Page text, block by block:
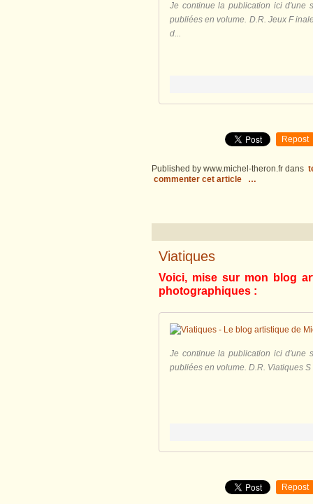
Je continue la publication ici d'une
publiées en volume. D.R. Jeux F
d...
Repost
Published by www.michel-theron.fr dans
commenter cet article
…
Viatiques
Voici, mise sur mon blog
photographiques :
Je continue la publication ici d'une
publiées en volume. D.R. Viatiques
Repost